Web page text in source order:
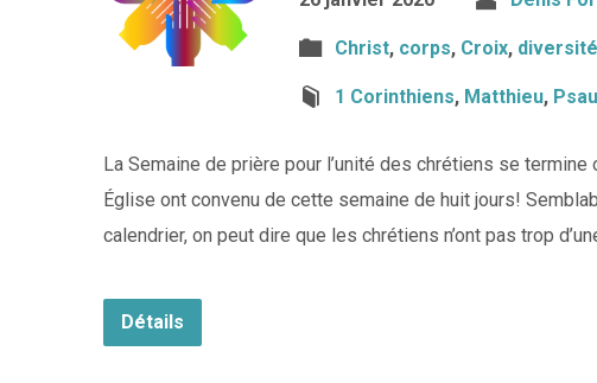
Christ, corps, Croix, diversité
1 Corinthiens, Matthieu,
La Semaine de prière pour l’unité des chrétiens se
Église ont convenu de cette semaine de huit jours!
calendrier, on peut dire que les chrétiens n’ont pas trop
Détails